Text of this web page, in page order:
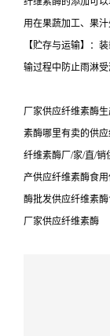
用在果蔬加工、果
【贮存与运输】：
输过程中防止雨淋受
厂家供应纤维素酶
素酶哪里有卖的供
纤维素酶厂/家/直/销
产供应纤维素酶食
酶批发供应纤维素
厂家供应纤维素酶